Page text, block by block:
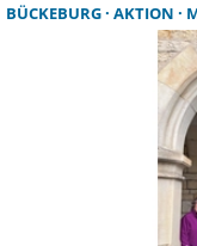
Aufbau einer
BÜCKEBURG AKTION